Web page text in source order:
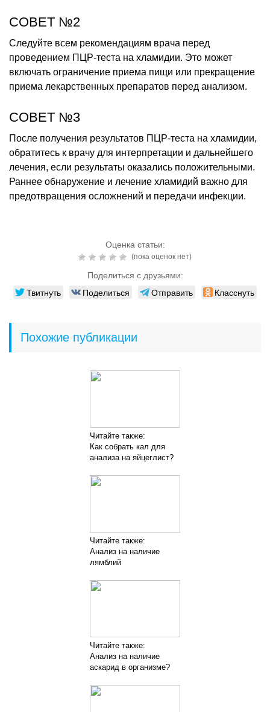
СОВЕТ №2
Следуйте всем рекомендациям врача перед
проведением ПЦР-теста на хламидии. Это может
включать ограничение приема пищи или прекращение
приема лекарственных препаратов перед анализом.
СОВЕТ №3
После получения результатов ПЦР-теста на хламидии,
обратитесь к врачу для интерпретации и дальнейшего
лечения, если результаты оказались положительными.
Раннее обнаружение и лечение хламидий важно для
предотвращения осложнений и передачи инфекции.
Оценка статьи:
(пока оценок нет)
Поделиться с друзьями:
Твитнуть Поделиться Отправить Класснуть
Похожие публикации
Читайте также:
Как собрать кал для
анализа на яйцеглист?
Читайте также:
Анализ на наличие
лямблий
Читайте также:
Анализ на наличие
аскарид в организме?